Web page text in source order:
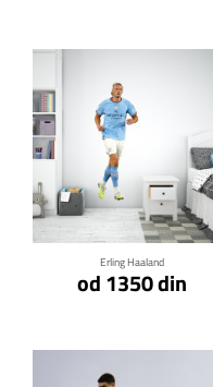
Erling Haaland
od 1350 din
Klikni za detalje